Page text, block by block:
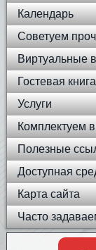
Календарь
Советуем
Виртуальные
Гостевая книга
Услуги
Комплектуем
Полезные
Доступная
Карта сайта
Часто